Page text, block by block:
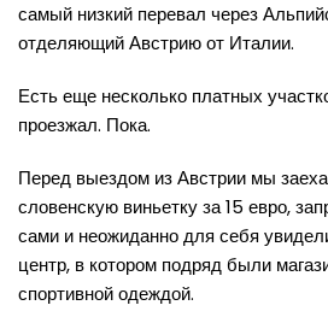
самый низкий перевал через
отделяющий Австрию от Италии.
Есть еще несколько платных
проезжал. Пока.
Перед выездом из Австрии мы
словенскую виньетку за 15 евро,
сами и неожиданно для себя
центр, в котором подряд были
спортивной одеждой.